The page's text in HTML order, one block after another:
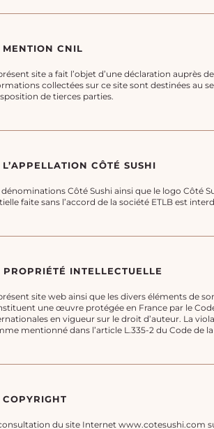
CNIL
site a fait l’objet d’une déclaration auprès
collectées sur ce site sont destinées au
de tierces parties.
CÔTÉ SUSHI
dénominations Côté Sushi ainsi que le logo Côté
faite sans l’accord de la société ETLB est
INTELLECTUELLE
site web ainsi que les divers éléments de
une œuvre protégée en France par le
en vigueur sur le droit d’auteur. La
mentionné dans l’article L.335-2 du Code de
du site Internet www.cotesushi.com